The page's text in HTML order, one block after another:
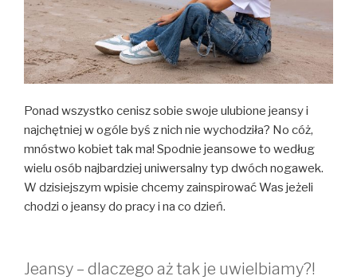
Ponad wszystko cenisz sobie swoje ulubione jeansy i
najchętniej w ogóle byś z nich nie wychodziła? No cóż,
mnóstwo kobiet tak ma! Spodnie jeansowe to według
wielu osób najbardziej uniwersalny typ dwóch nogawek.
W dzisiejszym wpisie chcemy zainspirować Was jeżeli
chodzi o jeansy do pracy i na co dzień.
Jeansy – dlaczego aż tak je uwielbiamy?!